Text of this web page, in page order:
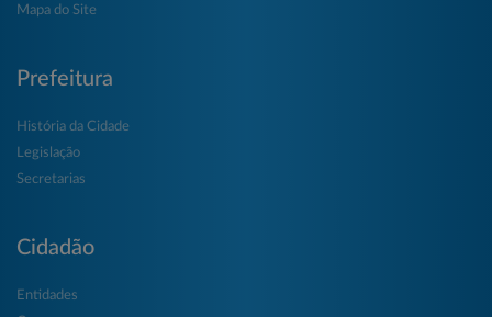
Mapa do Site
Prefeitura
História da Cidade
Legislação
Secretarias
Cidadão
Entidades